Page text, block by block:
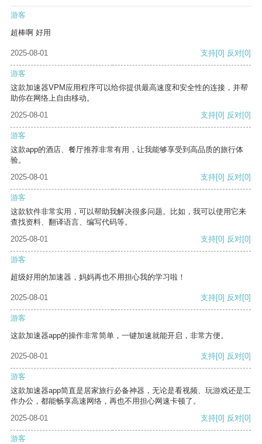
游客
超棒啊 好用
2025-08-01 支持[0] 反对[0]
游客
这款加速器VPM应用程序可以给你提供最高速度和安全性的连接，并帮
助你在网络上自由移动。
2025-08-01
支持[0] 反对[0]
游客
这款app的酒店、餐厅推荐非常有用，让我能够享受到高品质的旅行体
验。
2025-08-01
支持[0] 反对[0]
游客
这款软件非常实用，可以帮助我解决很多问题。比如，我可以使用它来
查找资料、翻译语言、编写代码等。
2025-08-01
支持[0] 反对[0]
游客
超级好用的加速器，妈妈再也不用担心我的学习啦！
2025-08-01 支持[0] 反对[0]
游客
这款加速器app的操作非常简单，一键加速就能开启，非常方便。
2025-08-01 支持[0] 反对[0]
游客
这款加速器app简直是居家旅行必备神器，无论是看视频、玩游戏还是工
作办公，都能畅享高速网络，再也不用担心网速卡顿了。
2025-08-01
支持[0] 反对[0]
游客